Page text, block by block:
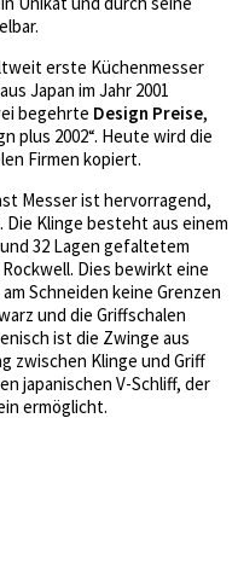
erste Küchenmesser
Japan im Jahr 2001
begehrte Design Preise,
plus 2002“. Heute wird die
Firmen kopiert.
Messer ist hervorragend,
Klinge besteht aus einem
32 Lagen gefaltetem
Dies bewirkt eine
Schneiden keine Grenzen
und die Griffschalen
ist die Zwinge aus
zwischen Klinge und Griff
japanischen V-Schliff, der
ermöglicht.